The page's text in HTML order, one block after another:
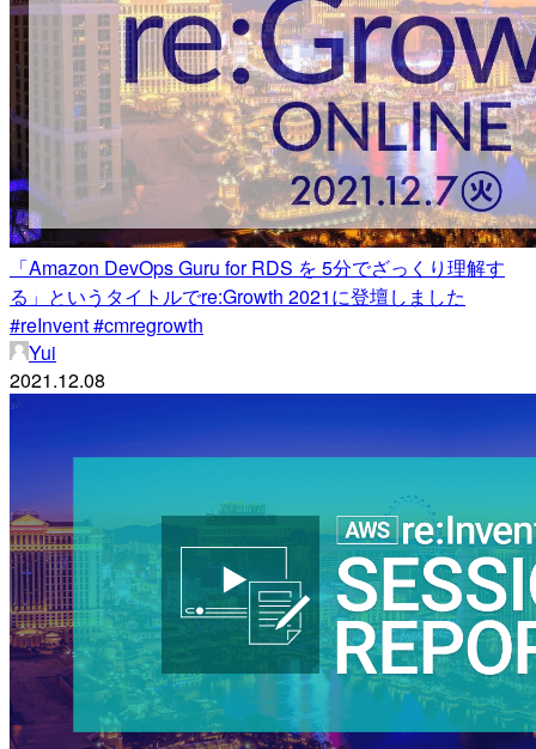
「Amazon DevOps Guru for RDS を 5分でざっくり理解す
る」というタイトルでre:Growth 2021に登壇しました
#reInvent #cmregrowth
Yui
2021.12.08